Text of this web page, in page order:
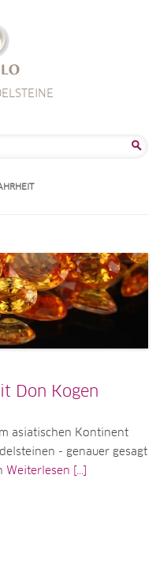
Don Kogen
asiatischen Kontinent
- genauer gesagt
Weiterlesen [...]